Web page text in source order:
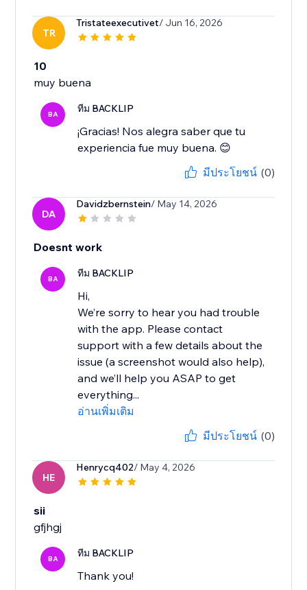
TR
Tristateexecutivet/ Jun 16, 2026
10
muy buena
BA ทีม BACKLIP
¡Gracias! Nos alegra saber que tu
experiencia fue muy buena. 😊
มีประโยชน์ (0)
DA
Davidzbernstein/ May 14, 2026
Doesnt work
BA ทีม BACKLIP
Hi,
We’re sorry to hear you had trouble
with the app. Please contact
support with a few details about the
issue (a screenshot would also help),
and we’ll help you ASAP to get
everything...
อ่านเพิ่มเติม
มีประโยชน์ (0)
HE
Henrycq402/ May 4, 2026
sii
gfjhgj
BA ทีม BACKLIP
Thank you!